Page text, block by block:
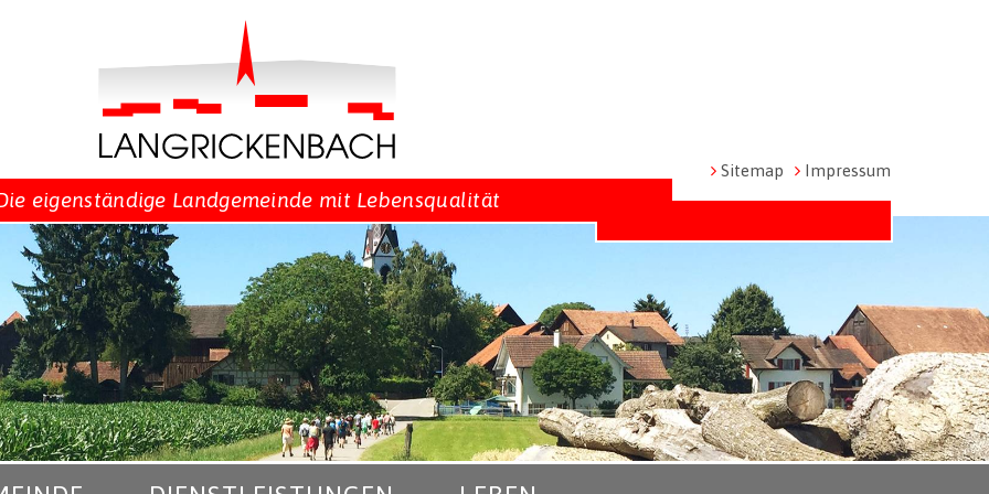
eigenständige Landgemeinde mit Lebensqualität
Metanavigation
Sitemap Impressum